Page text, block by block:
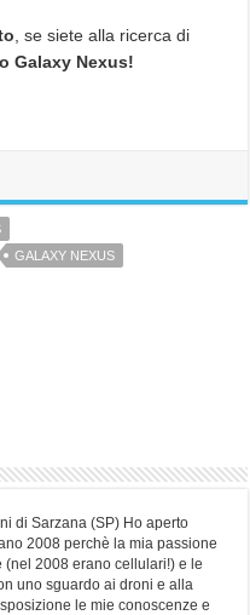
, se siete alla ricerca di
Galaxy Nexus!
GALAXY NEXUS
di Sarzana (SP) Ho aperto
2008 perchè la mia passione
(nel 2008 erano cellulari!) e le
uno sguardo ai droni e alla
le mie conoscenze e